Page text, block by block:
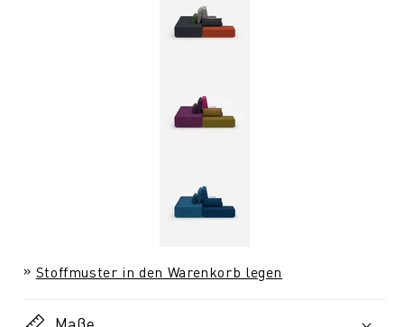
Stoffmuster in den Warenkorb legen